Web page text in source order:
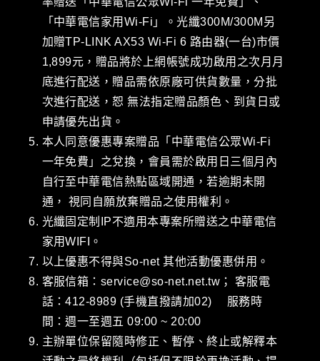
「中華電信家用Wi-Fi」。光纖300M/300M另
加贈TP-LINK AX53 Wi-Fi 6 路由器(一台)市價
1,899元，贈品將於上網帳號成功啟用之次月月
底進行配送，贈品需依原廠可供貨數量，分批
次進行配送，恕 無法指定贈品顏色、到貨日或
申請優先出貨。
本人同意優惠專案贈品「中華電信公眾Wi-Fi
一年免費」之兌換，會員需於啟用日三個月內
自行至中華電信熱點區域開通，若逾期未開
通， 視同自願放棄贈品之使用權利。
光纖固定制IP不適用本專案所贈送之中華電信
家用WIFI。
以上優惠不得與So-net 其他活動優惠併用。
客服信箱：service@so-net.net.tw； 客服電
話：412-8989 (手機直撥請加02) 服務時
間：週一至週五 09:00 ~ 20:00
主辦單位保留隨時修正、暫停、終止或解釋本